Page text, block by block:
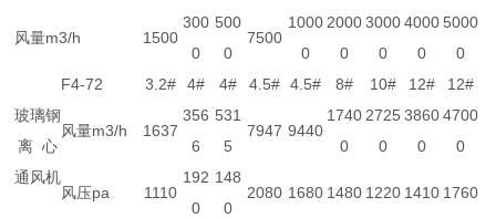
风量m3/h 1500
300
0
500
0
7500
1000
0
2000
0
3000
0
4000
0
5000
0
玻璃钢
离 心
通风机
F4-72 3.2# 4# 4# 4.5# 4.5# 8# 10# 12# 12#
风量m3/h 1637
356
6
531
5
7947 9440
1740
0
2725
0
3860
0
4700
0
风压pa 1110
192
0
148
0
2080 1680 1480 1220 1410 1760